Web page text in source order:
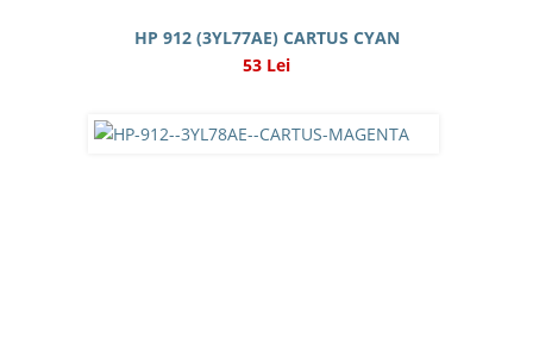
HP 912 (3YL77AE) CARTUS CYAN
53 Lei